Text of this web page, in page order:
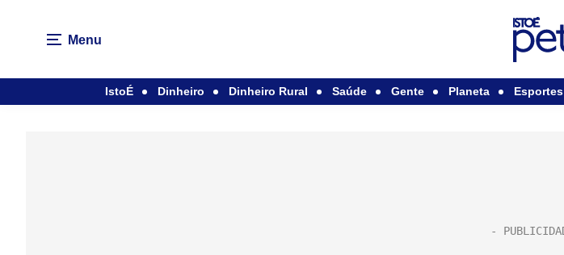
Menu
IstoÉ Dinheiro Dinheiro Rural Saúde Gente Planeta Esportes